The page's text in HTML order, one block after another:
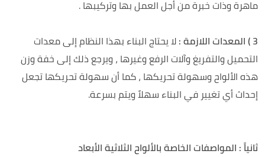
ماهرة وذات خبرة من أجل العمل بها وتركيبها .
3 ) المعدات اللازمة :
لا يحتاج البناء بهذا النظام إلى معدات
التحميل والتفريغ وآلات الرفع وغيرها ، ويرجع ذلك إلى خفة وزن
هذه الألواح وسهولة تحريكها ، كما أن سهولة تحريكها تجعل
إحداث أي تغيير في البناء سهلاً ويتم بسرعة.
ثانياً : المواصفات الخاصة بالألواح الثلاثية الأبعاد